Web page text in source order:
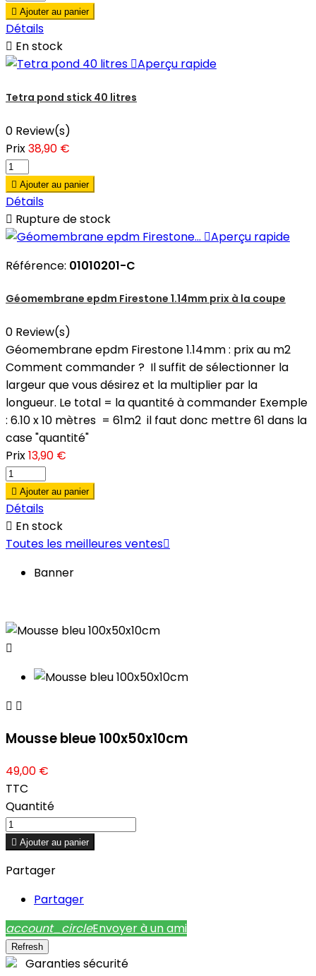
 Ajouter au panier
Détails
 En stock
Aperçu rapide
Tetra pond stick 40 litres
0 Review(s)
Prix38,90 €
 Ajouter au panier
Détails
 Rupture de stock
Aperçu rapide
Référence: 01010201-C
Géomembrane epdm Firestone 1.14mm prix à la coupe
0 Review(s)
Géomembrane epdm Firestone 1.14mm : prix au m2
Comment commander ? Il suffit de sélectionner la
largeur que vous désirez et la multiplier par la
longueur. Le total = la quantité à commander Exemple
: 6.10 x 10 mètres = 61m2 il faut donc mettre 61 dans la
case "quantité"
Prix13,90 €
 Ajouter au panier
Détails
 En stock
Toutes les meilleures ventes
Banner

 
Mousse bleue 100x50x10cm
49,00 €
TTC
Quantité
 Ajouter au panier
Partager
Partager
account_circleEnvoyer à un ami
Garanties sécurité